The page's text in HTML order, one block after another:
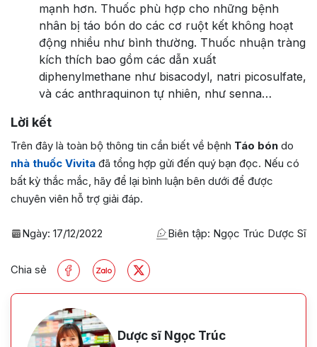
mạnh hơn. Thuốc phù hợp cho những bệnh
nhân bị táo bón do các cơ ruột kết không hoạt
động nhiều như bình thường. Thuốc nhuận tràng
kích thích bao gồm các dẫn xuất
diphenylmethane như bisacodyl, natri picosulfate,
và các anthraquinon tự nhiên, như senna…
Lời kết
Trên đây là toàn bộ thông tin cần biết về bệnh Táo bón do
nhà thuốc Vivita đã tổng hợp gửi đến quý bạn đọc. Nếu có
bất kỳ thắc mắc, hãy để lại bình luận bên dưới để được
chuyên viên hỗ trợ giải đáp.
Ngày: 17/12/2022 Biên tập: Ngọc Trúc Dược Sĩ
Chia sẻ
Dược sĩ Ngọc Trúc